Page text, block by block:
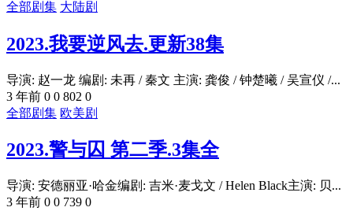
全部剧集 大陆剧
2023.我要逆风去.更新38集
导演: 赵一龙 编剧: 未再 / 秦文 主演: 龚俊 / 钟楚曦 / 吴宣仪 /...
3 年前 0 0 802 0
全部剧集 欧美剧
2023.警与囚 第二季.3集全
导演: 安德丽亚·哈金编剧: 吉米·麦戈文 / Helen Black主演: 贝...
3 年前 0 0 739 0